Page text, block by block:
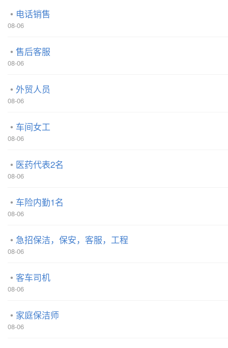
电话销售
08-06
售后客服
08-06
外贸人员
08-06
车间女工
08-06
医药代表2名
08-06
车险内勤1名
08-06
急招保洁，保安，客服，工程
08-06
客车司机
08-06
家庭保洁师
08-06